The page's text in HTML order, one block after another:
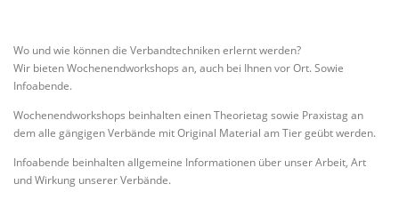
Wo und wie können die Verbandtechniken erlernt werden?
Wir bieten Wochenendworkshops an, auch bei Ihnen vor Ort. Sowie
Infoabende.
Wochenendworkshops beinhalten einen Theorietag sowie Praxistag an
dem alle gängigen Verbände mit Original Material am Tier geübt werden.
Infoabende beinhalten allgemeine Informationen über unser Arbeit, Art
und Wirkung unserer Verbände.